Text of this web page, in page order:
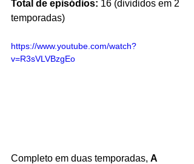
Total de episódios: 16 (divididos em 2
temporadas)
https://www.youtube.com/watch?
v=R3sVLVBzgEo
Completo em duas temporadas, A